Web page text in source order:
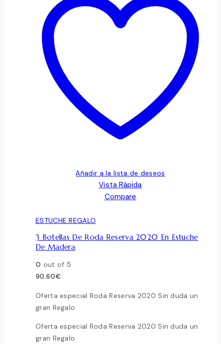
Añadir a la lista de deseos
Vista Rápida
Compare
ESTUCHE REGALO
3 Botellas De Roda Reserva 2020 En Estuche
De Madera
0 out of 5
90.60€
Oferta especial Roda Reserva 2020 Sin duda un
gran Regalo
Oferta especial Roda Reserva 2020 Sin duda un
gran Regalo